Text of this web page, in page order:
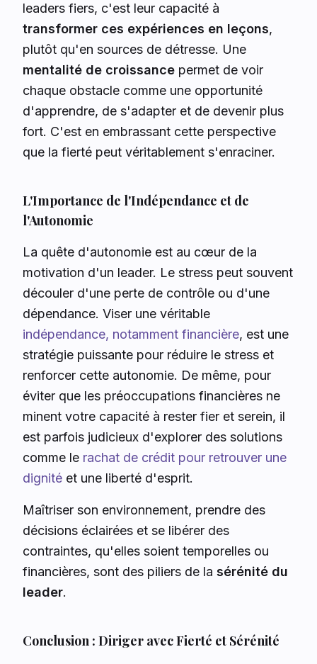
leaders fiers, c'est leur capacité à
transformer ces expériences en leçons,
plutôt qu'en sources de détresse. Une
mentalité de croissance permet de voir
chaque obstacle comme une opportunité
d'apprendre, de s'adapter et de devenir plus
fort. C'est en embrassant cette perspective
que la fierté peut véritablement s'enraciner.
L'Importance de l'Indépendance et de
l'Autonomie
La quête d'autonomie est au cœur de la
motivation d'un leader. Le stress peut souvent
découler d'une perte de contrôle ou d'une
dépendance. Viser une véritable
indépendance, notamment financière, est une
stratégie puissante pour réduire le stress et
renforcer cette autonomie. De même, pour
éviter que les préoccupations financières ne
minent votre capacité à rester fier et serein, il
est parfois judicieux d'explorer des solutions
comme le rachat de crédit pour retrouver une
dignité et une liberté d'esprit.
Maîtriser son environnement, prendre des
décisions éclairées et se libérer des
contraintes, qu'elles soient temporelles ou
financières, sont des piliers de la sérénité du
leader.
Conclusion : Diriger avec Fierté et Sérénité